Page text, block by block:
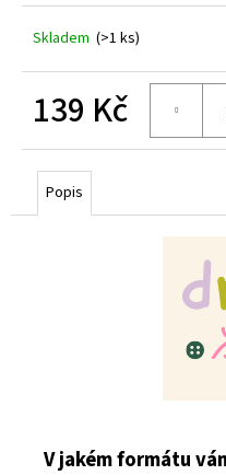
Skladem (>1 ks)
139 Kč
cena:
Popis
V jakém formátu